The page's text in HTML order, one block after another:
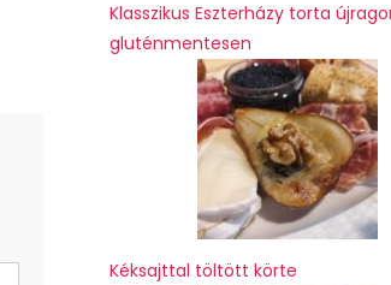
Klasszikus Eszterházy torta
gluténmentesen
Kéksajttal töltött körte